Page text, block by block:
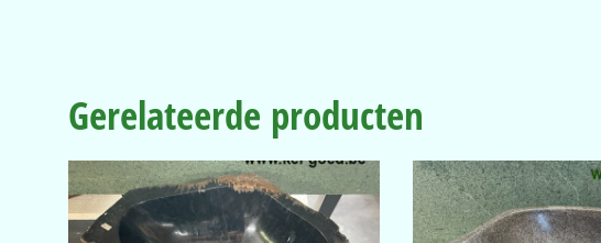
Gerelateerde producten